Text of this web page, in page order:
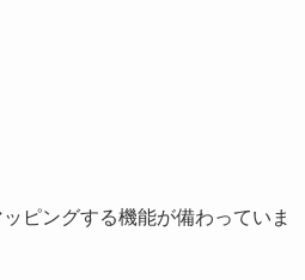
ピングする機能が備わっていま